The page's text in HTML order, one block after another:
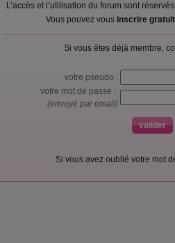
L’accès et l’utilisation du forum sont
Vous pouvez vous inscrire
Si vous êtes déjà membre,
votre pseudo :
votre mot de passe :
(envoyé par email)
Si vous avez oublié votre mot